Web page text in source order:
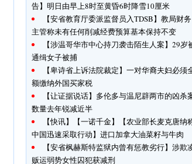
告】明日由早上8时至黄昏6时降雪10厘米
【安省教育厅委派监督员入TDSB】教局财务
主管称未有任何削减经费预算基本保持不变
【涉温哥华市中心持刀袭击陌生人案】29岁
通缉女子被捕
【卑诗省上诉法院裁定】一对华裔夫妇必须
额缴纳外国买家税
【让证据说话】多伦多与温尼辟两市的凶杀
数量去年锐减近半
【快讯】【一诺千金】【农业部长麦克唐纳
中国迅速采取行动】进口加拿大油菜籽与牛肉
【安省枫赫斯特监狱内曾有惩教劣行】涉欺
贩运弱势女性囚犯获减刑